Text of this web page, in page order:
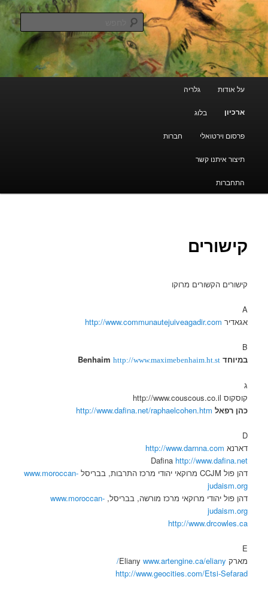
עבור
לתוכן
הראשי
ארכיון מרוקאי יהודי
גלריה קוד פתוח
לחפש
על אודות גלריה
ארכיון בלוג
פרסום וירטואלי חברות
תיצור איתנו קשר
התחברות
קישורים
קישורים הקשורים מרוקו
A
אגאדיר http://www.communautejuiveagadir.com
B
במיוחד Benhaimhttp://www.maximebenhaim.ht.st
ג
קוסקוס http://www.couscous.co.il
כהן רפאל http://www.dafina.net/raphaelcohen.htm
D
דארנא http://www.darnna.com
Dafina http://www.dafina.net
דהן פול CCJM מרוקאי יהודי מרכז התרבות, בבריסל
www.moroccan-
judaism.org
דהן פול יהודי מרוקאי מרכז מורשה, בבריסל,www.moroccan-
judaism.org
http://www.drcowles.ca
E
מארק Eliany www.artengine.ca/eliany/
http://www.geocities.com/Etsi-Sefarad